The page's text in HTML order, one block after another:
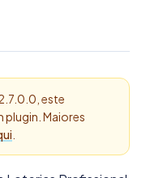
este
Maiores